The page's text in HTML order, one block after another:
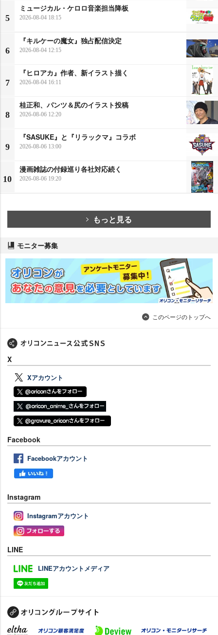
5
ミュージカル・ケロロ音楽担当降板
2026-08-04 18:15
6
『キルケーの魔女』独占配信決定
2026-08-04 12:15
7
『ヒロアカ』作者、新イラスト描く
2026-08-04 16:11
8
桂正和、パンツ＆尻のイラスト投稿
2026-08-06 12:20
9
『SASUKE』と『リラックマ』コラボ
2026-08-06 13:00
10
漫画雑誌の付録巡り各社対応続く
2026-08-06 19:20
もっと見る
モニター募集
このページのトップへ
X
Xアカウント
Facebook
Facebookアカウント
Instagram
Instagramアカウント
LINE
LINEアカウントメディア